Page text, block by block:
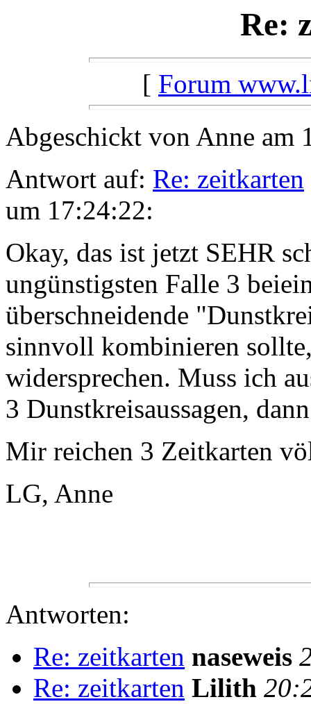
Re:
[ Forum
Abgeschickt von Anne am
Antwort auf: Re: zeitkarten
um 17:24:22:
Okay, das ist jetzt SEHR
ungünstigsten Falle 3
überschneidende
sinnvoll kombinieren
widersprechen. Muss ich
3 Dunstkreisaussagen,
Mir reichen 3 Zeitkarten
LG, Anne
Antworten:
Re: zeitkarten naseweis
Re: zeitkarten Lilith